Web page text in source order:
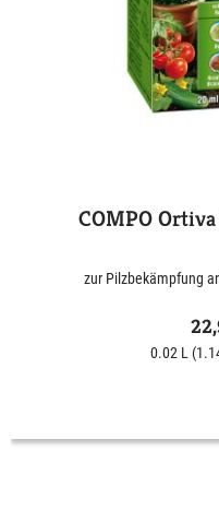
COMPO
zur Pilzbekämpfung
0.02 L